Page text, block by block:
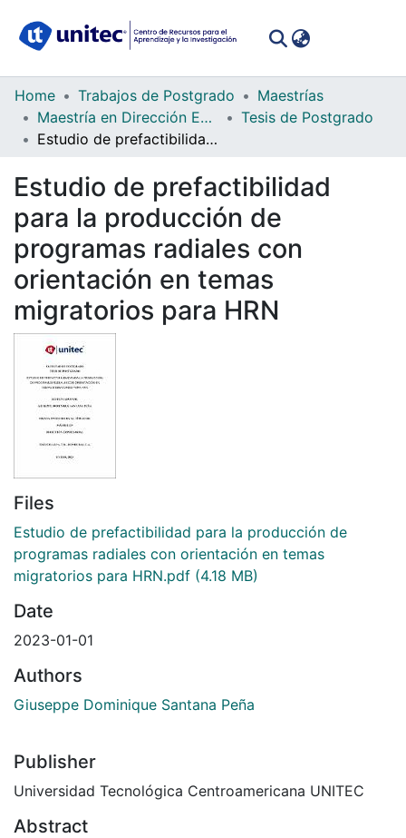
Communities
Collections
All of DSpace
Statistics
Home Trabajos de Postgrado
Maestrías
Maestría en Dirección Empresarial
Tesis de Postgrado
Estudio de prefactibilidad para la producción de programas radiales con orientación en temas migratorios para HRN
Estudio de prefactibilidad
para la producción de
programas radiales con
orientación en temas
migratorios para HRN
Files
Estudio de prefactibilidad para la producción de
programas radiales con orientación en temas
migratorios para HRN.pdf (4.18 MB)
Date
2023-01-01
Authors
Giuseppe Dominique Santana Peña
Publisher
Universidad Tecnológica Centroamericana UNITEC
Abstract